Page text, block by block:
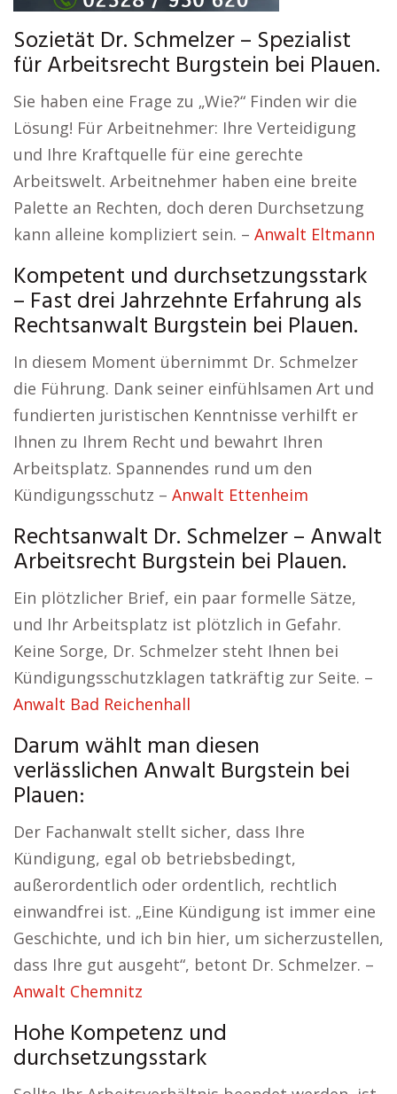
Sozietät Dr. Schmelzer – Spezialist
für Arbeitsrecht Burgstein bei Plauen.
Sie haben eine Frage zu „Wie?“ Finden wir die
Lösung! Für Arbeitnehmer: Ihre Verteidigung
und Ihre Kraftquelle für eine gerechte
Arbeitswelt. Arbeitnehmer haben eine breite
Palette an Rechten, doch deren Durchsetzung
kann alleine kompliziert sein. – Anwalt Eltmann
Kompetent und durchsetzungsstark
– Fast drei Jahrzehnte Erfahrung als
Rechtsanwalt Burgstein bei Plauen.
In diesem Moment übernimmt Dr. Schmelzer
die Führung. Dank seiner einfühlsamen Art und
fundierten juristischen Kenntnisse verhilft er
Ihnen zu Ihrem Recht und bewahrt Ihren
Arbeitsplatz. Spannendes rund um den
Kündigungsschutz – Anwalt Ettenheim
Rechtsanwalt Dr. Schmelzer – Anwalt
Arbeitsrecht Burgstein bei Plauen.
Ein plötzlicher Brief, ein paar formelle Sätze,
und Ihr Arbeitsplatz ist plötzlich in Gefahr.
Keine Sorge, Dr. Schmelzer steht Ihnen bei
Kündigungsschutzklagen tatkräftig zur Seite. –
Anwalt Bad Reichenhall
Darum wählt man diesen
verlässlichen Anwalt Burgstein bei
Plauen:
Der Fachanwalt stellt sicher, dass Ihre
Kündigung, egal ob betriebsbedingt,
außerordentlich oder ordentlich, rechtlich
einwandfrei ist. „Eine Kündigung ist immer eine
Geschichte, und ich bin hier, um sicherzustellen,
dass Ihre gut ausgeht“, betont Dr. Schmelzer. –
Anwalt Chemnitz
Hohe Kompetenz und
durchsetzungsstark